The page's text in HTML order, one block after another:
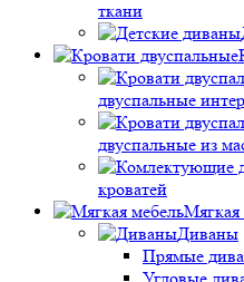
ткани
двуспальные
двуспальные из
кроватей
Мягкая
Диваны
Прямые